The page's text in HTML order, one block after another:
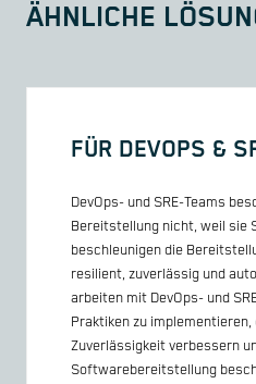
ÄHNLICHE
FÜR DEVOPS &
DevOps- und SRE-Teams
Bereitstellung nicht, weil sie
beschleunigen die
resilient, zuverlässig und
arbeiten mit DevOps- und
Praktiken zu implementieren,
Zuverlässigkeit verbessern
Softwarebereitstellung